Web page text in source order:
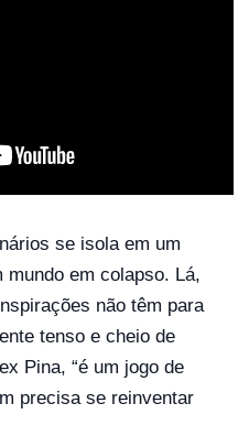
se isola em um
mundo em colapso. Lá,
não têm para
tenso e cheio de
Pina, “é um jogo de
precisa se reinventar